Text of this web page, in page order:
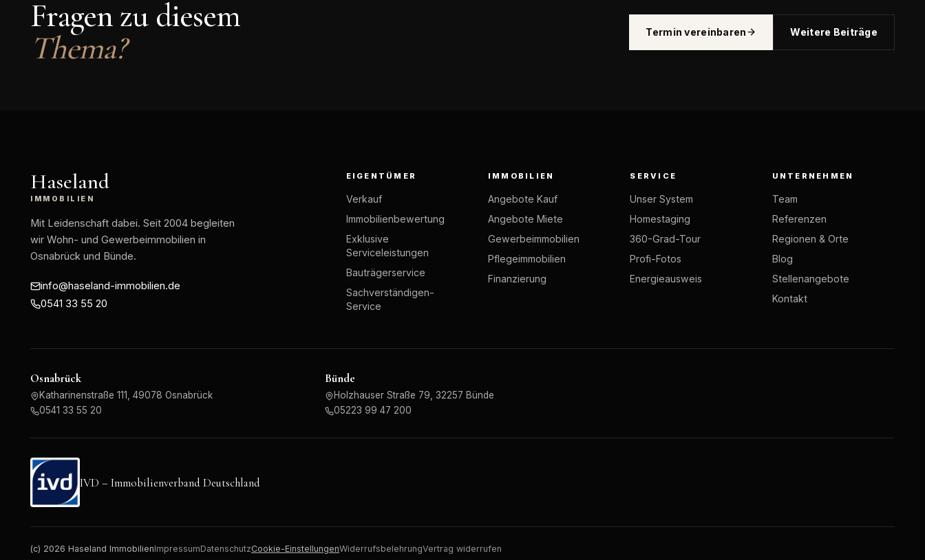
Fragen zu diesem
Thema?
Termin vereinbaren Weitere Beiträge
Haseland
IMMOBILIEN
Mit Leidenschaft dabei. Seit 2004 begleiten
wir Wohn- und Gewerbeimmobilien in
Osnabrück und Bünde.
info@haseland-immobilien.de
0541 33 55 20
EIGENTÜMER
Verkauf
Immobilienbewertung
Exklusive
Serviceleistungen
Bauträgerservice
Sachverständigen-
Service
IMMOBILIEN
Angebote Kauf
Angebote Miete
Gewerbeimmobilien
Pflegeimmobilien
Finanzierung
SERVICE
Unser System
Homestaging
360-Grad-Tour
Profi-Fotos
Energieausweis
UNTERNEHMEN
Team
Referenzen
Regionen & Orte
Blog
Stellenangebote
Kontakt
Osnabrück
Katharinenstraße 111, 49078 Osnabrück
0541 33 55 20
Bünde
Holzhauser Straße 79, 32257 Bünde
05223 99 47 200
IVD – Immobilienverband Deutschland
(c) 2026 Haseland ImmobilienImpressumDatenschutzCookie-EinstellungenWiderrufsbelehrungVertrag widerrufen